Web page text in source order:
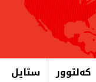
کەلتوور ستایل